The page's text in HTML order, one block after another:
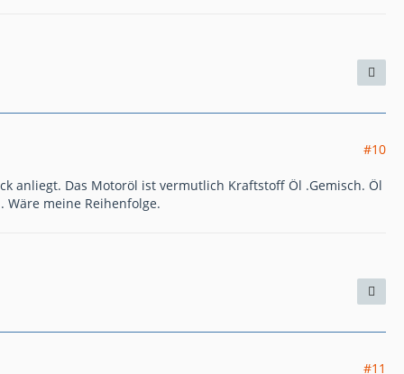
#10
anliegt. Das Motoröl ist vermutlich Kraftstoff Öl .Gemisch. Öl
meine Reihenfolge.
#11